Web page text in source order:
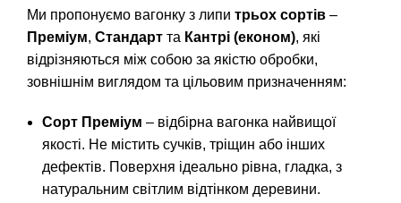
Ми пропонуємо вагонку з липи трьох сортів –
Преміум, Стандарт та Кантрі (економ), які
відрізняються між собою за якістю обробки,
зовнішнім виглядом та цільовим призначенням:
Сорт Преміум – відбірна вагонка найвищої
якості. Не містить сучків, тріщин або інших
дефектів. Поверхня ідеально рівна, гладка, з
натуральним світлим відтінком деревини.